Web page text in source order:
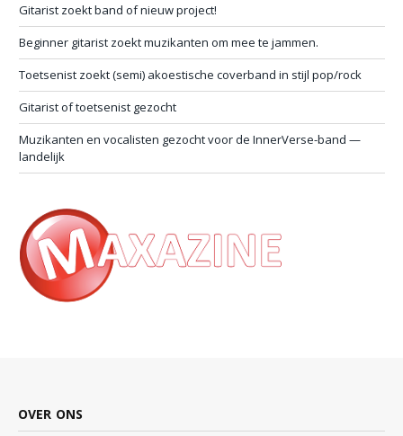
Gitarist zoekt band of nieuw project!
Beginner gitarist zoekt muzikanten om mee te jammen.
Toetsenist zoekt (semi) akoestische coverband in stijl pop/rock
Gitarist of toetsenist gezocht
Muzikanten en vocalisten gezocht voor de InnerVerse-band —
landelijk
OVER ONS